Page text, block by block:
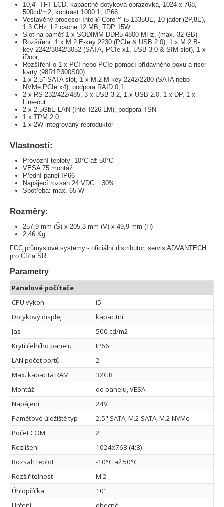
10,4" TFT LCD, kapacitně dotyková obrazovka, 1024 x 768,
500cd/m2, kontrast 1000:1, IP66
Vestavěný procesor Intel® Core™ i5-1335UE, 10 jader (2P,8E),
1.3 GHz, L2 cache 12 MB, TDP 15W
Slot na paměť 1 x SODIMM DDR5 4800 MHz, (max. 32 GB)
Rozšíření: 1 x M.2 E-key 2230 (PCIe & USB 2.0), 1 x M.2 B-
key 2242/3042/3052 (SATA, PCIe x1, USB 3.0 & SIM slot), 1 x
iDoor,
Rozšíření o 1 x PCI nebo PCIe pomocí přídavného boxu a riser
karty (98R1P300S00)
1 x 2.5" SATA slot, 1 x M.2 M-key 2242/2280 (SATA nebo
NVMe PCIe x4), podpora RAID 0,1
2 x RS-232/422/485, 3 x USB 3.2, 1 x USB 2.0, 1 x DP, 1 x
Line-out
2 x 2.5GbE LAN (Intel I226-LM), podpora TSN
1 x TPM 2.0
1 x 2W integrovaný reproduktor
Vlastnosti:
Provozní teploty -10°C až 50°C
VESA 75 montáž
Přední panel IP66
Napájecí rozsah 24 VDC ± 30%
Spotřeba: max. 65 W
Rozměry:
257,9 mm (Š) x 205,3 mm (V) x 49,9 mm (H)
2,46 Kg
FCC průmyslové systémy - oficiální distributor, servis ADVANTECH
pro ČR a SR.
Parametry
Panelové počítače
CPU výkon
i5
Dotykový displej
kapacitní
Jas
500 cd/m2
Krytí čelního panelu
IP66
LAN počet portů
2
Max. kapacita RAM
32GB
Montáž
do panelu, VESA
Napájení
24V
Paměťové úložiště typ
2.5" SATA, M.2 SATA, M.2 NVMe
Počet COM
2
Rozlišení
1024x768 (4:3)
Rozsah teplot
-10°C až 50°C
Rozšiřitelnost
M.2
Úhlopříčka
10"